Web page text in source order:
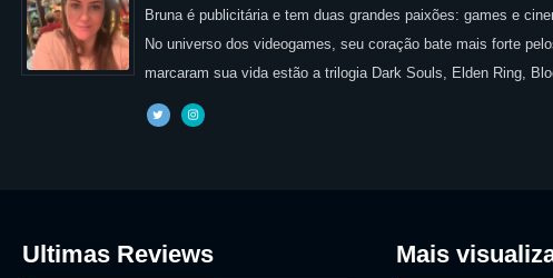
Bruna é publicitária e tem duas grandes paixões: games e
No universo dos videogames, seu coração bate mais forte
marcaram sua vida estão a trilogia Dark Souls, Elden Ring,
Ultimas Reviews Mais